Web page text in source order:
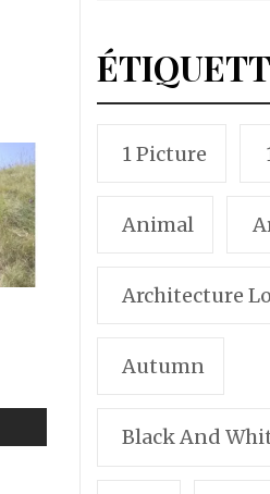
1 Picture
Animal
Architecture
Autumn
Black And